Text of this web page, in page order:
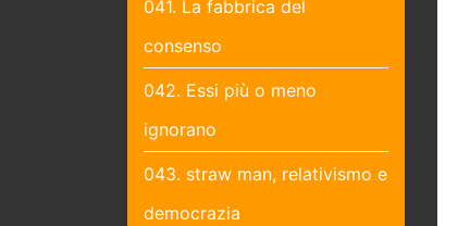
041. La fabbrica del
consenso
042. Essi più o meno
ignorano
043. straw man, relativismo e
democrazia